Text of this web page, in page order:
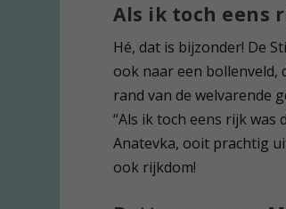
Als ik toch eens
Hé, dat is bijzonder! De
ook naar een bollenveld,
rand van de welvarende
“Als ik toch eens rijk was
Anatevka, ooit prachtig
ook rijkdom!